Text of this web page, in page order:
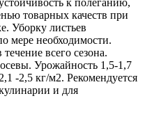
товарных качеств при
Уборку листьев
мере необходимости.
всего сезона.
Урожайность 1,5-1,7
-2,5 кг/м2. Рекомендуется
и для